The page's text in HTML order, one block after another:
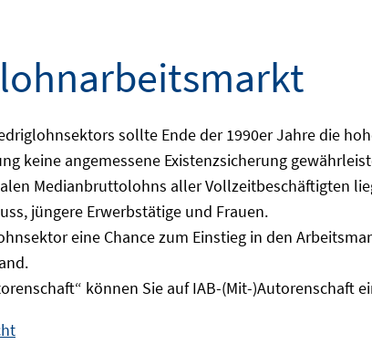
sollte Ende der 1990er Jahre die
keine angemessene Existenzsicherung
Medianbruttolohns aller Vollzeitbeschäftigten
jüngere Erwerbstätige und Frauen.
eine Chance zum Einstieg in den
können Sie auf IAB-(Mit-)Autorenschaft